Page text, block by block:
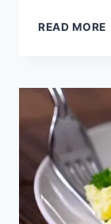
READ MORE